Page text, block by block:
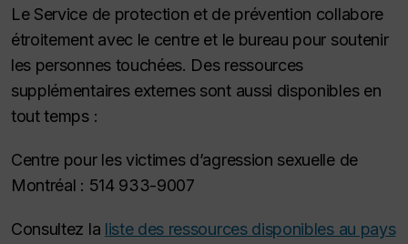
Le Service de protection et de prévention collabore
étroitement avec le centre et le bureau pour soutenir
les personnes touchées. Des ressources
supplémentaires externes sont aussi disponibles en
tout temps :
Centre pour les victimes d’agression sexuelle de
Montréal : 514 933-9007
Consultez la liste des ressources disponibles au pays